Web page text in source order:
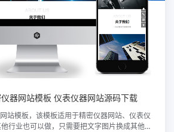
器网站模板 仪表仪器网站源码下载
站模板，该模板适用于精密仪器网站、仪表仪
行业也可以做，只需要把文字图片换成其他